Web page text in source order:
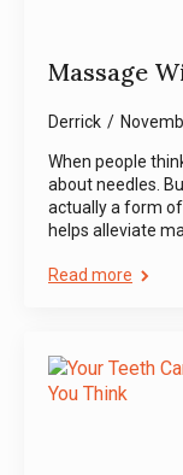
Massage
Derrick
When people
about needles.
actually a form
helps alleviate
Read more